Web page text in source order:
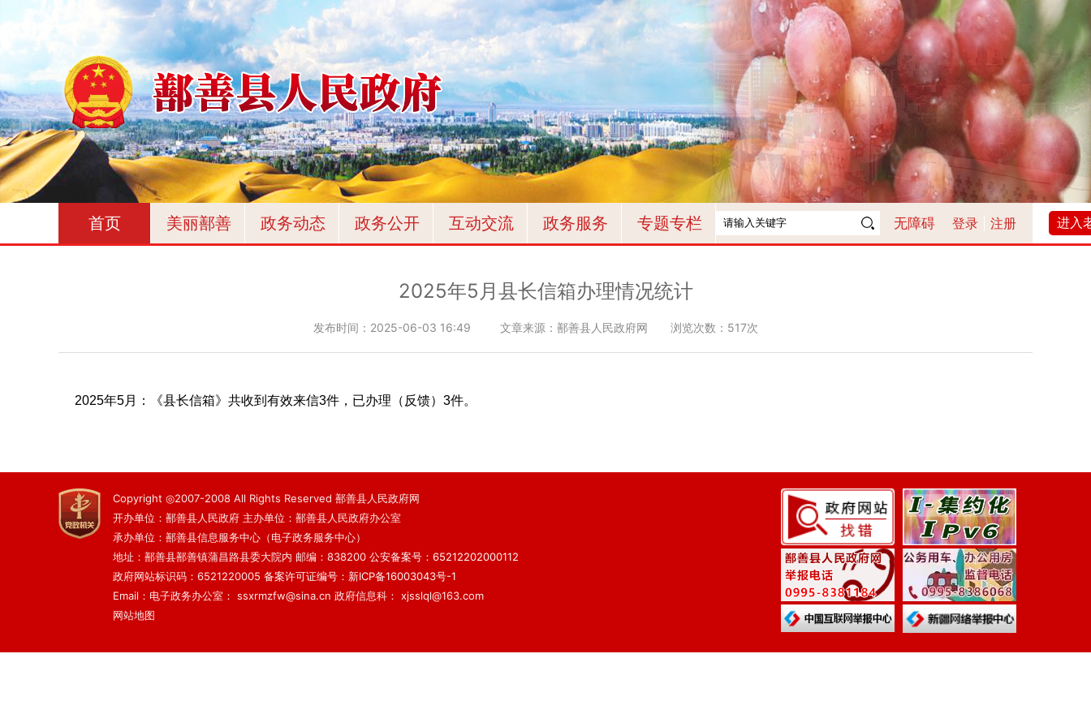
首页 美丽鄯善 政务动态 政务公开 互动交流 政务服务 专题专栏 无障碍 登录| 注册 进入
2025年5月县长信箱办理情况统计
发布时间： 2025-06-03 16:49 文章来源：鄯善县人民政府网 浏览次数： 517次
2025年5月：《县长信箱》共收到有效来信3件，已办理（反馈）3件。
Copyright ◎2007-2008 All Rights Reserved 鄯善县人民政府网
开办单位：鄯善县人民政府 主办单位：鄯善县人民政府办公室
承办单位：鄯善县信息服务中心（电子政务服务中心）
地址：鄯善县鄯善镇蒲昌路县委大院内 邮编：838200 公安备案号：65212202000112
政府网站标识码：6521220005 备案许可证编号：新ICP备16003043号-1
Email：电子政务办公室： ssxrmzfw@sina.cn 政府信息科： xjsslql@163.com
网站地图